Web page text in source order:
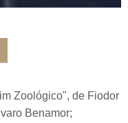
Zoológico", de Fiodor
Benamor;